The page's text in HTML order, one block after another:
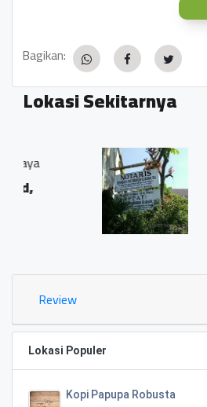
Bagikan:
Lokasi Sekitarnya
Kantor
Ivo
Review
Lokasi Populer
Kopi Papupa Robusta